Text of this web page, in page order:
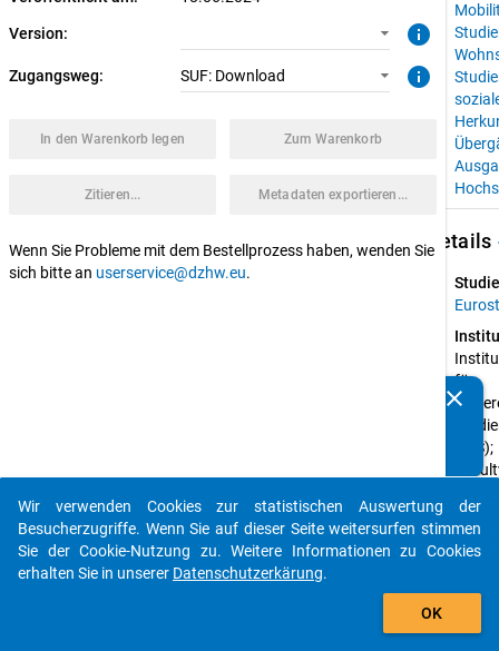
Version: info
Zugangsweg: SUF: Download info
In den Warenkorb legen Zum Warenkorb
Zitieren... Metadaten exportieren...
Wenn Sie Probleme mit dem Bestellprozess haben, wenden Sie
sich bitte an userservice@dzhw.eu.
Details
für
(IHS);
the
of
clear
auto_stories
add_shopping_cart
Wir verwenden Cookies zur statistischen Auswertung der
Besucherzugriffe. Wenn Sie auf dieser Seite weitersurfen stimmen
Sie der Cookie-Nutzung zu. Weitere Informationen zu Cookies
erhalten Sie in unserer Datenschutzerkärung.
OK